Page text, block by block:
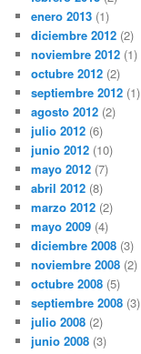
enero 2013 (1)
diciembre 2012 (2)
noviembre 2012 (1)
octubre 2012 (2)
septiembre 2012 (1)
agosto 2012 (2)
julio 2012 (6)
junio 2012 (10)
mayo 2012 (7)
abril 2012 (8)
marzo 2012 (2)
mayo 2009 (4)
diciembre 2008 (3)
noviembre 2008 (2)
octubre 2008 (5)
septiembre 2008 (3)
julio 2008 (2)
junio 2008 (3)